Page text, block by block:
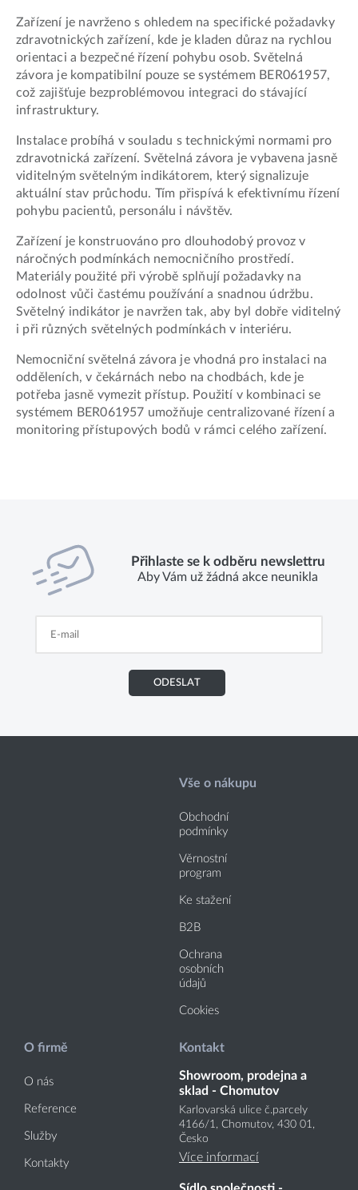
Zařízení je navrženo s ohledem na specifické požadavky
zdravotnických zařízení, kde je kladen důraz na rychlou
orientaci a bezpečné řízení pohybu osob. Světelná
závora je kompatibilní pouze se systémem BER061957,
což zajišťuje bezproblémovou integraci do stávající
infrastruktury.
Instalace probíhá v souladu s technickými normami pro
zdravotnická zařízení. Světelná závora je vybavena jasně
viditelným světelným indikátorem, který signalizuje
aktuální stav průchodu. Tím přispívá k efektivnímu řízení
pohybu pacientů, personálu i návštěv.
Zařízení je konstruováno pro dlouhodobý provoz v
náročných podmínkách nemocničního prostředí.
Materiály použité při výrobě splňují požadavky na
odolnost vůči častému používání a snadnou údržbu.
Světelný indikátor je navržen tak, aby byl dobře viditelný
i při různých světelných podmínkách v interiéru.
Nemocniční světelná závora je vhodná pro instalaci na
odděleních, v čekárnách nebo na chodbách, kde je
potřeba jasně vymezit přístup. Použití v kombinaci se
systémem BER061957 umožňuje centralizované řízení a
monitoring přístupových bodů v rámci celého zařízení.
Přihlaste se k odběru newslettru
Aby Vám už žádná akce neunikla
ODESLAT
Vše o nákupu
Obchodní
podmínky
Věrnostní
program
Ke stažení
B2B
Ochrana
osobních
údajů
Cookies
O firmě
O nás
Reference
Služby
Kontakty
Kontakt
Showroom, prodejna a
sklad - Chomutov
Karlovarská ulice č.parcely
4166/1, Chomutov, 430 01,
Česko
Více informací